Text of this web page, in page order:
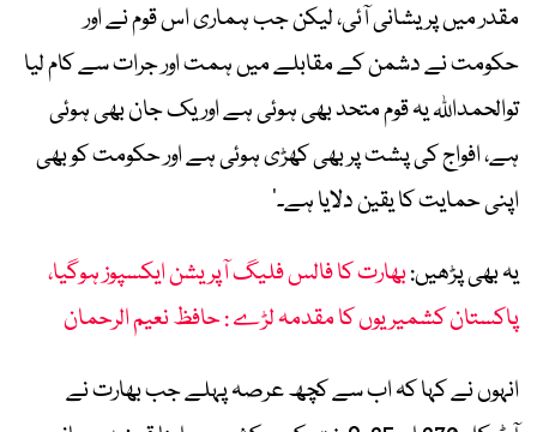
مقدر میں پریشانی آئی، لیکن جب ہماری اس قوم نے اور
حکومت نے دشمن کے مقابلے میں ہمت اور جرات سے کام لیا
توالحمداللہ یہ قوم متحد بھی ہوئی ہے اور یک جان بھی ہوئی
ہے، افواج کی پشت پر بھی کھڑی ہوئی ہے اور حکومت کو بھی
اپنی حمایت کا یقین دلایا ہے۔‘
یہ بھی پڑھیں:بھارت کا فالس فلیگ آپریشن ایکسپوز ہوگیا،
پاکستان کشمیریوں کا مقدمہ لڑے : حافظ نعیم الرحمان
انہوں نے کہا کہ اب سے کچھ عرصہ پہلے جب بھارت نے